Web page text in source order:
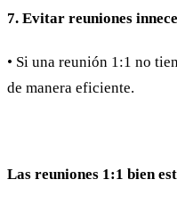
7. Evitar reuniones
• Si una reunión 1:1 no
de manera eficiente.
Las reuniones 1:1 bien